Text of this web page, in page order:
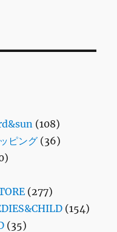
(108)
ピング (36)
(277)
(154)
(35)